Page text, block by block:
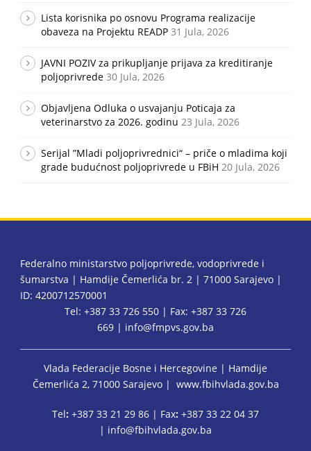
Lista korisnika po osnovu Programa realizacije
obaveza na Projektu READP 31 Jula, 2026
JAVNI POZIV za prikupljanje prijava za kreditiranje
poljoprivrede 30 Jula, 2026
Objavljena Odluka o usvajanju Poticaja za
veterinarstvo za 2026. godinu 23 Jula, 2026
Serijal ”Mladi poljoprivrednici“ – priče o mladima koji
grade budućnost poljoprivrede u FBiH 20 Jula, 2026
Federalno ministarstvo poljoprivrede, vodoprivrede i
šumarstva | Hamdije Čemerlića br. 2 | 71000 Sarajevo |
ID: 4200712570001
Tel: +387 33 726 550 | Fax: +387 33 726
669 | info@fmpvs.gov.ba
Vlada Federacije Bosne i Hercegovine | Hamdije
Čemerlića 2, 71000 Sarajevo | www.fbihvlada.gov.ba
Tel: +387 33 21 29 86 | Fax: +387 33 22 04 37
| info@fbihvlada.gov.ba